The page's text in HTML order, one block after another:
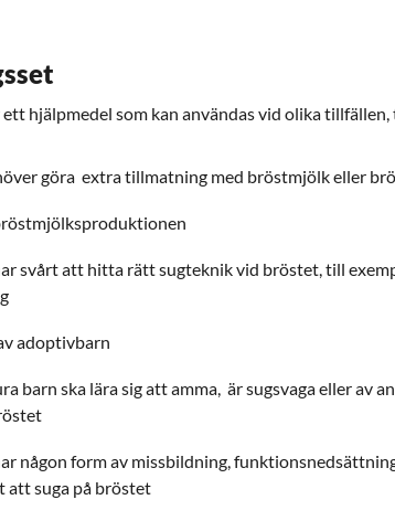
hjälpmedel som kan användas vid olika tillfällen,
göra extra tillmatning med bröstmjölk eller
svårt att hitta rätt sugteknik vid bröstet, till
adoptivbarn
barn ska lära sig att amma, är sugsvaga eller av
någon form av missbildning,
att suga på bröstet